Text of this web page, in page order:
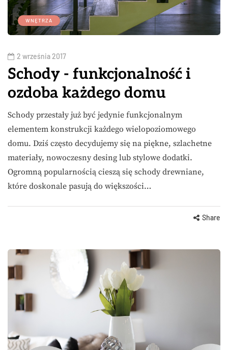
WNĘTRZA
2 września 2017
Schody - funkcjonalność i
ozdoba każdego domu
Schody przestały już być jedynie funkcjonalnym
elementem konstrukcji każdego wielopoziomowego
domu. Dziś często decydujemy się na piękne, szlachetne
materiały, nowoczesny desing lub stylowe dodatki.
Ogromną popularnością cieszą się schody drewniane,
które doskonale pasują do większości…
Share